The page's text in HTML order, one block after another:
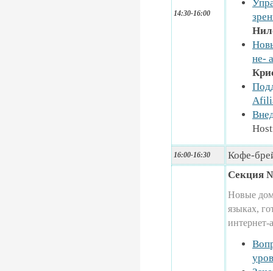
14:30-16:00
не-
16:00-16:30 Кофе-
Секция
Новые
языках,
интернет-